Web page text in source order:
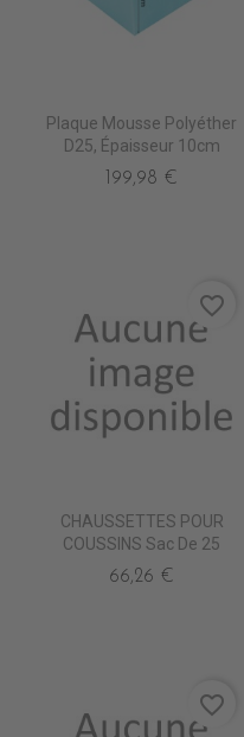
Plaque Mousse Polyéther
D25, Épaisseur 10cm
199,98 €
CHAUSSETTES POUR
COUSSINS Sac De 25
66,26 €
favorite_border
favorite_border